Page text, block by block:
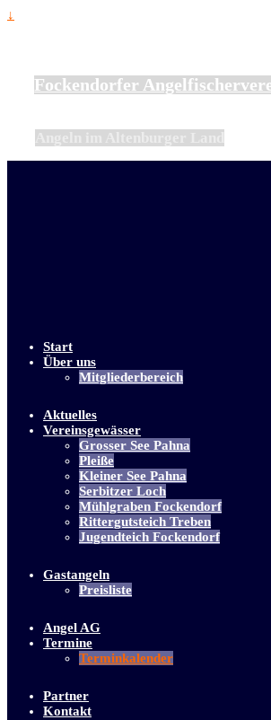
↓
Fockendorfer
Start
Über uns
Mitgliederbereich
Aktuelles
Vereinsgewässer
Grosser See Pahna
Pleiße
Kleiner See Pahna
Serbitzer Loch
Mühlgraben Fockendorf
Rittergutsteich Treben
Jugendteich Fockendorf
Gastangeln
Preisliste
Angel AG
Termine
Terminkalender
Partner
Kontakt